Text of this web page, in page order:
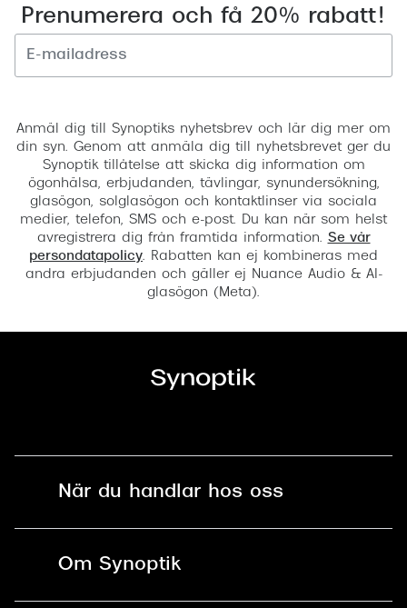
Prenumerera och få 20% rabatt!
Anmäl dig till Synoptiks nyhetsbrev och lär dig mer om
din syn. Genom att anmäla dig till nyhetsbrevet ger du
Synoptik tillåtelse att skicka dig information om
ögonhälsa, erbjudanden, tävlingar, synundersökning,
glasögon, solglasögon och kontaktlinser via sociala
medier, telefon, SMS och e-post. Du kan när som helst
avregistrera dig från framtida information. Se vår
persondatapolicy. Rabatten kan ej kombineras med
andra erbjudanden och gäller ej Nuance Audio & AI-
glasögon (Meta).
När du handlar hos oss
Om Synoptik